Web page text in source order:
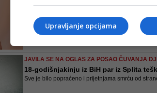
Izmjene Zakona stupit će na snagu 1. januara
JAVILA SE NA OGLAS ZA POSAO ČUVANJA
18-godišnjakinju iz BiH par iz Splita
Sve je bilo popraćeno i prijetnjama smrću od
Upravljanje opcijama